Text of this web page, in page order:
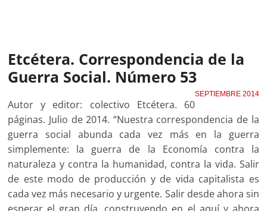
Etcétera. Correspondencia de la
Guerra Social. Número 53
SEPTIEMBRE 2014
Autor y editor: colectivo Etcétera. 60
páginas. Julio de 2014. “Nuestra correspondencia de la
guerra social abunda cada vez más en la guerra
simplemente: la guerra de la Economía contra la
naturaleza y contra la humanidad, contra la vida. Salir
de este modo de producción y de vida capitalista es
cada vez más necesario y urgente. Salir desde ahora sin